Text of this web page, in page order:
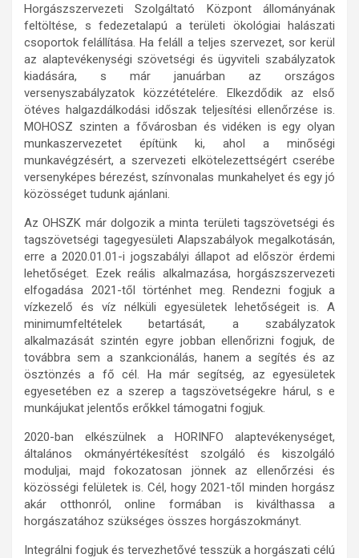
Horgászszervezeti Szolgáltató Központ állományának
feltöltése, s fedezetalapú a területi ökológiai halászati
csoportok felállítása. Ha feláll a teljes szervezet, sor kerül
az alaptevékenységi szövetségi és ügyviteli szabályzatok
kiadására, s már januárban az országos
versenyszabályzatok közzétételére. Elkezdődik az első
ötéves halgazdálkodási időszak teljesítési ellenőrzése is.
MOHOSZ szinten a fővárosban és vidéken is egy olyan
munkaszervezetet építünk ki, ahol a minőségi
munkavégzésért, a szervezeti elkötelezettségért cserébe
versenyképes bérezést, színvonalas munkahelyet és egy jó
közösséget tudunk ajánlani.
Az OHSZK már dolgozik a minta területi tagszövetségi és
tagszövetségi tagegyesületi Alapszabályok megalkotásán,
erre a 2020.01.01-i jogszabályi állapot ad először érdemi
lehetőséget. Ezek reális alkalmazása, horgászszervezeti
elfogadása 2021-től történhet meg. Rendezni fogjuk a
vízkezelő és víz nélküli egyesületek lehetőségeit is. A
minimumfeltételek betartását, a szabályzatok
alkalmazását szintén egyre jobban ellenőrizni fogjuk, de
továbbra sem a szankcionálás, hanem a segítés és az
ösztönzés a fő cél. Ha már segítség, az egyesületek
egyesetében ez a szerep a tagszövetségekre hárul, s e
munkájukat jelentős erőkkel támogatni fogjuk.
2020-ban elkészülnek a HORINFO alaptevékenységet,
általános okmányértékesítést szolgáló és kiszolgáló
moduljai, majd fokozatosan jönnek az ellenőrzési és
közösségi felületek is. Cél, hogy 2021-től minden horgász
akár otthonról, online formában is kiválthassa a
horgászatához szükséges összes horgászokmányt.
Integrálni fogjuk és tervezhetővé tesszük a horgászati célú